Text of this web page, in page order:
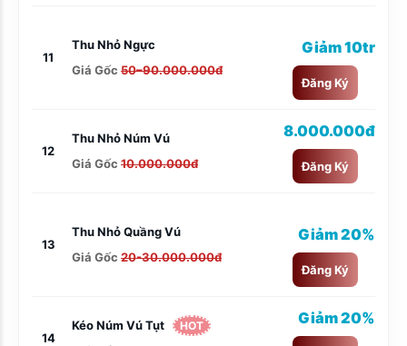
11
Thu Nhỏ Ngực
Giá Gốc 50–90.000.000đ
Giảm 10tr
Đăng Ký
12
Thu Nhỏ Núm Vú
Giá Gốc 10.000.000đ
8.000.000đ
Đăng Ký
13
Thu Nhỏ Quầng Vú
Giá Gốc 20-30.000.000đ
Giảm 20%
Đăng Ký
14
Kéo Núm Vú Tụt HOT Giảm 20%